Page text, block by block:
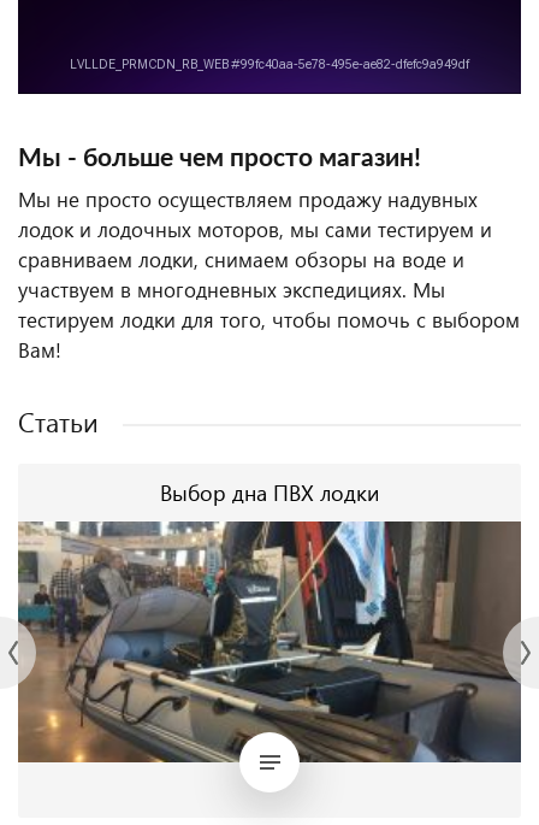
Мы - больше чем просто магазин!
Мы не просто осуществляем продажу надувных
лодок и лодочных моторов, мы сами тестируем и
сравниваем лодки, снимаем обзоры на воде и
участвуем в многодневных экспедициях. Мы
тестируем лодки для того, чтобы помочь с выбором
Вам!
Статьи
Выбор дна ПВХ лодки